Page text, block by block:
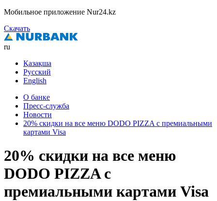
Мобильное приложение Nur24.kz
Скачать
ru
Қазақша
Русский
English
О банке
Пресс-служба
Новости
20% скидки на все меню DODO PIZZA с премиальными
картами Visa
20% скидки на все меню
DODO PIZZA с
премиальными картами Visa